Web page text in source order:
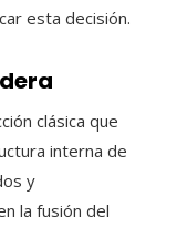
esta decisión.
clásica que
interna de
y
la fusión del